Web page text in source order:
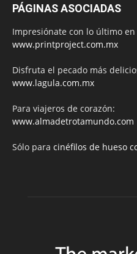
PÁGINAS ASOCIADAS
Impresiónate con lo último
www.printproject.com.mx
Disfruta el pecado más
www.lagula.com.mx
Para viajeros de corazón:
www.almadetrotamundo.com
Sólo para cinéfilos de hueso